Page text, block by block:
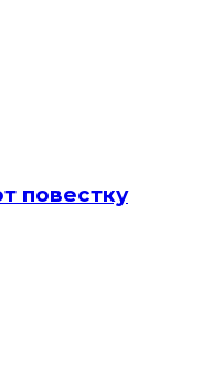
повестку